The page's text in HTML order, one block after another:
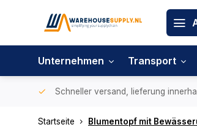
Unternehmen Transport
Schneller versand, lieferung
Startseite Blumentopf mit